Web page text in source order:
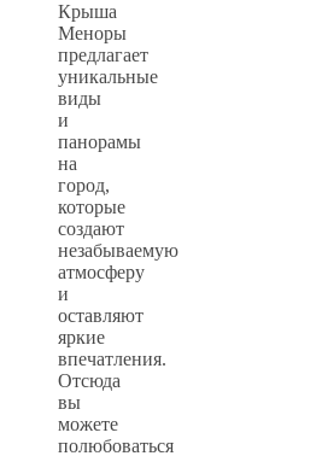
Крыша
Меноры
предлагает
уникальные
виды
и
панорамы
на
город,
которые
создают
незабываемую
атмосферу
и
оставляют
яркие
впечатления.
Отсюда
вы
можете
полюбоваться